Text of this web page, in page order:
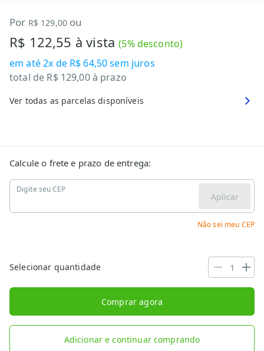
Por R$ 129,00 ou
R$ 122,55 à vista(5% desconto)
em até2x de R$ 64,50sem juros
total de R$ 129,00à prazo
Ver todas as parcelas disponíveis
Calcule o frete e prazo de entrega:
Digite seu CEP
Aplicar
Não sei meu CEP
Selecionar quantidade
Comprar agora
Adicionar e continuar comprando